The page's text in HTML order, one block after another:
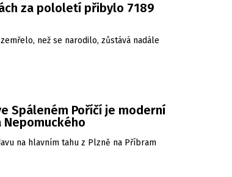
za pololetí přibylo 7189
než se narodilo, zůstává nadále
Spáleném Poříčí je moderní
Nepomuckého
na hlavním tahu z Plzně na Příbram